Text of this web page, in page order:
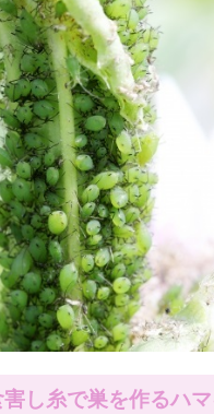
し糸で巣を作るハ